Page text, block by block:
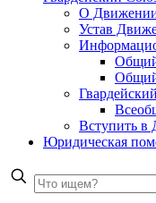
О
Устав
Общий
Общий
Вступить в
Юридическая